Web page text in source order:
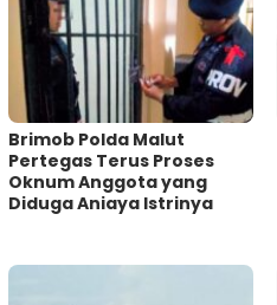
Brimob Polda Malut
Pertegas Terus Proses
Oknum Anggota yang
Diduga Aniaya Istrinya